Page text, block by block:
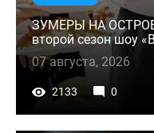
ЗУМЕРЫ НА
второй сезон шоу
07 августа, 2026
2133 0